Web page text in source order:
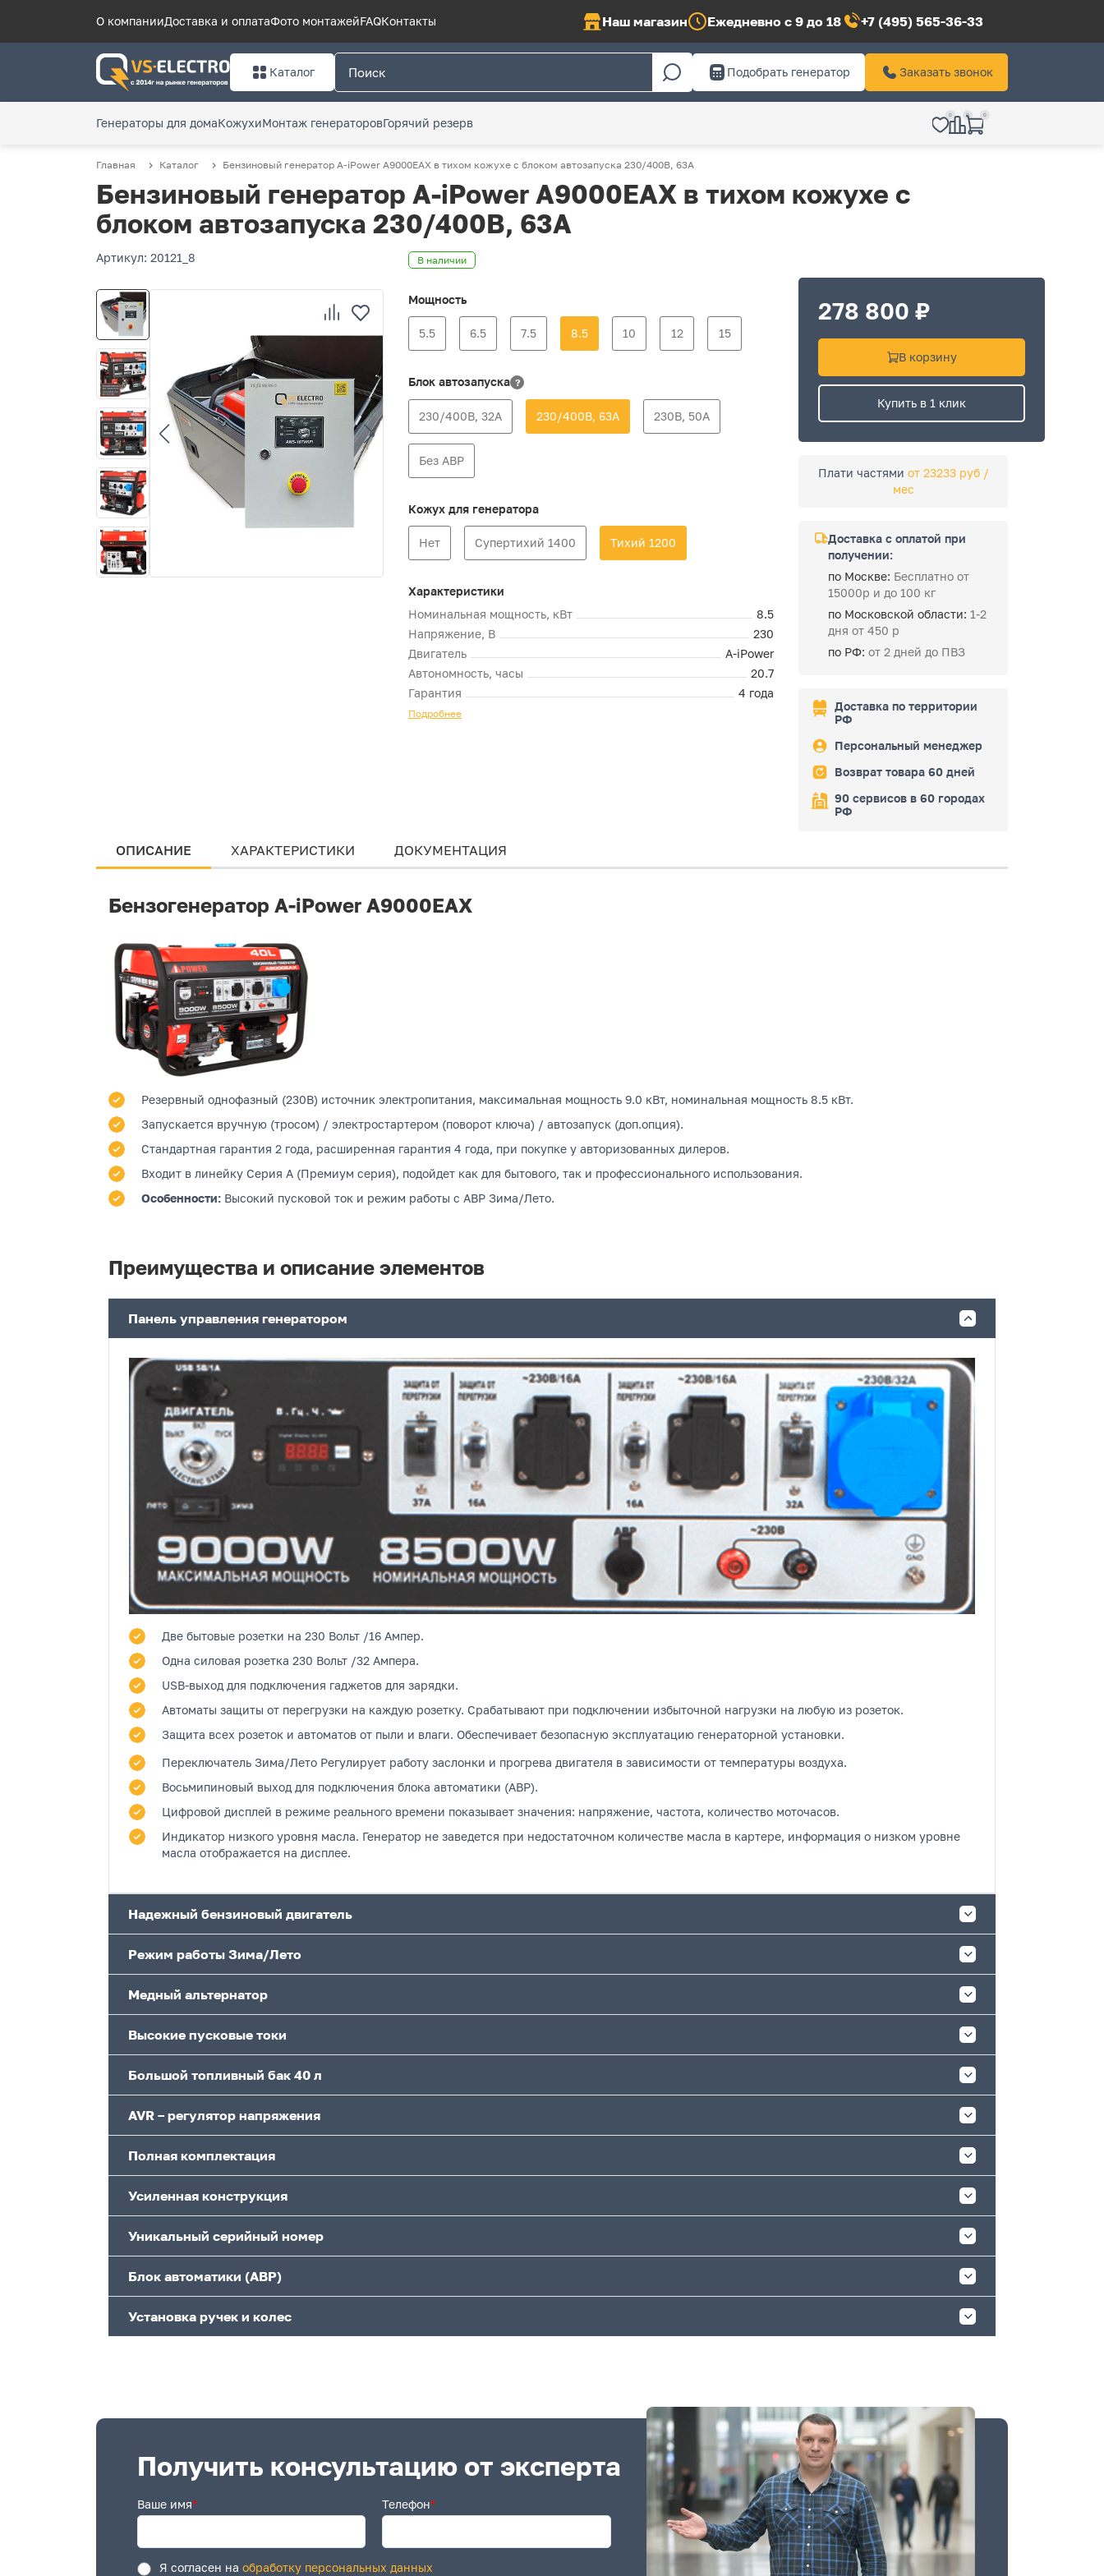
О компанииДоставка и оплатаФото монтажейFAQКонтакты Наш магазин Ежедневно с 9 до 18 +7 (495) 565-36-33
Каталог Подобрать генератор Заказать звонок
Генераторы для домаКожухиМонтаж генераторовГорячий резерв
0 0 0
Главная Каталог Бензиновый генератор A-iPower A9000EAX в тихом кожухе с блоком автозапуска 230/400В, 63А
Бензиновый генератор A-iPower A9000EAX в тихом кожухе с
блоком автозапуска 230/400В, 63А
Артикул: 20121_8 В наличии
Мощность
5.5 6.5 7.5 8.5 10 12 15
Блок автозапуска ?
230/400В, 32А 230/400В, 63А 230В, 50А
Без АВР
Кожух для генератора
Нет Супертихий 1400 Тихий 1200
Характеристики
Номинальная мощность, кВт
8.5
Напряжение, В
230
Двигатель
A-iPower
Автономность, часы
20.7
Гарантия
4 года
Подробнее
278 800 ₽
В корзину
Купить в 1 клик
Плати частями от 23233 руб /
мес
Доставка с оплатой при
получении:
по Москве: Бесплатно от
15000р и до 100 кг
по Московской области: 1-2
дня от 450 р
по РФ: от 2 дней до ПВЗ
Доставка по территории
РФ
Персональный менеджер
Возврат товара 60 дней
90 сервисов в 60 городах
РФ
ОПИСАНИЕ ХАРАКТЕРИСТИКИ ДОКУМЕНТАЦИЯ
Бензогенератор A-iPower A9000EAX
Резервный однофазный (230В) источник электропитания, максимальная мощность 9.0 кВт, номинальная мощность 8.5 кВт.
Запускается вручную (тросом) / электростартером (поворот ключа) / автозапуск (доп.опция).
Стандартная гарантия 2 года, расширенная гарантия 4 года, при покупке у авторизованных дилеров.
Входит в линейку Серия A (Премиум серия), подойдет как для бытового, так и профессионального использования.
Особенности: Высокий пусковой ток и режим работы с АВР Зима/Лето.
Преимущества и описание элементов
Панель управления генератором
Две бытовые розетки на 230 Вольт /16 Ампер.
Одна силовая розетка 230 Вольт /32 Ампера.
USB-выход для подключения гаджетов для зарядки.
Автоматы защиты от перегрузки на каждую розетку. Срабатывают при подключении избыточной нагрузки на любую из розеток.
Защита всех розеток и автоматов от пыли и влаги. Обеспечивает безопасную эксплуатацию генераторной установки.
Переключатель Зима/Лето Регулирует работу заслонки и прогрева двигателя в зависимости от температуры воздуха.
Восьмипиновый выход для подключения блока автоматики (АВР).
Цифровой дисплей в режиме реального времени показывает значения: напряжение, частота, количество моточасов.
Индикатор низкого уровня масла. Генератор не заведется при недостаточном количестве масла в картере, информация о низком уровне
масла отображается на дисплее.
Надежный бензиновый двигатель
Режим работы Зима/Лето
Медный альтернатор
Высокие пусковые токи
Большой топливный бак 40 л
AVR – регулятор напряжения
Полная комплектация
Усиленная конструкция
Уникальный серийный номер
Блок автоматики (АВР)
Установка ручек и колес
Получить консультацию от эксперта
Ваше имя* Телефон*
Я согласен на обработку персональных данных